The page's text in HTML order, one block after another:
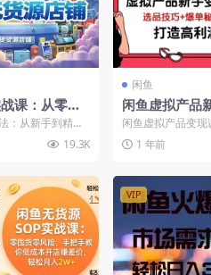
课：从零开
玩法，精准
流，轻松打
！
：从新手到精
业赚钱秘籍！闲
的二手交易平...
19.3K
闲鱼
闲鱼虚拟产品
攻略，选品技
+营销书，打
闲鱼虚拟产品变现
普通人设计的电商
盖从基础认知到实
1 年前
VIP